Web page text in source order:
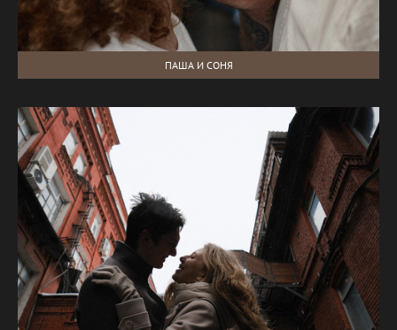
ПАША И СОНЯ